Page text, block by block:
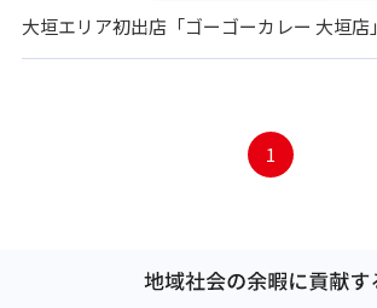
大垣エリア初出店「ゴーゴーカレー 大垣店」
1